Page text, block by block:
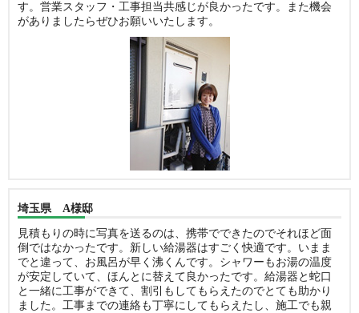
す。営業スタッフ・工事担当共感じが良かったです。また機会
がありましたらぜひお願いいたします。
埼玉県 A様邸
見積もりの時に写真を送るのは、携帯でできたのでそれほど面
倒ではなかったです。新しい給湯器はすごく快適です。いまま
でと違って、お風呂が早く沸くんです。シャワーもお湯の温度
が安定していて、ほんとに替えて良かったです。給湯器と蛇口
と一緒に工事ができて、割引もしてもらえたのでとても助かり
ました。工事までの連絡も丁寧にしてもらえたし、施工でも親